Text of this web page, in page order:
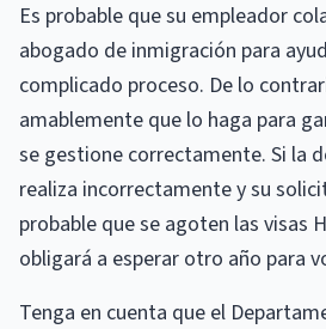
Es probable que su empleador
abogado de inmigración para
complicado proceso. De lo
amablemente que lo haga para
se gestione correctamente. Si la
realiza incorrectamente y su
probable que se agoten las visas
obligará a esperar otro año para
Tenga en cuenta que el